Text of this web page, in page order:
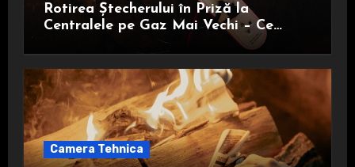
Rotirea Ștecherului în Priză la
Centralele pe Gaz Mai Vechi – Ce
Camera Tehnica